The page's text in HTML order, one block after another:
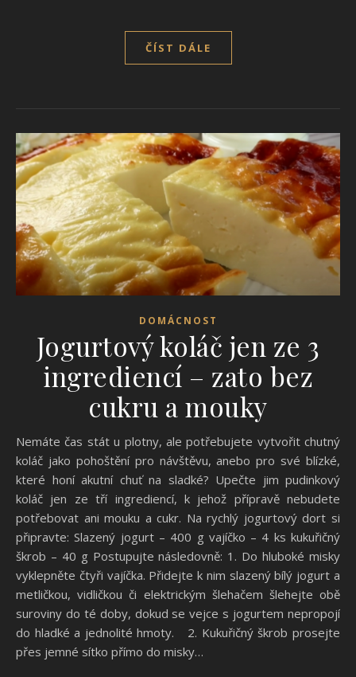
ČÍST DÁLE
DOMÁCNOST
Jogurtový koláč jen ze 3
ingrediencí – zato bez
cukru a mouky
Nemáte čas stát u plotny, ale potřebujete vytvořit chutný
koláč jako pohoštění pro návštěvu, anebo pro své blízké,
které honí akutní chuť na sladké? Upečte jim pudinkový
koláč jen ze tří ingrediencí, k jehož přípravě nebudete
potřebovat ani mouku a cukr. Na rychlý jogurtový dort si
připravte: Slazený jogurt – 400 g vajíčko – 4 ks kukuřičný
škrob – 40 g Postupujte následovně: 1. Do hluboké misky
vyklepněte čtyři vajíčka. Přidejte k nim slazený bílý jogurt a
metličkou, vidličkou či elektrickým šlehačem šlehejte obě
suroviny do té doby, dokud se vejce s jogurtem nepropojí
do hladké a jednolité hmoty. 2. Kukuřičný škrob prosejte
přes jemné sítko přímo do misky…